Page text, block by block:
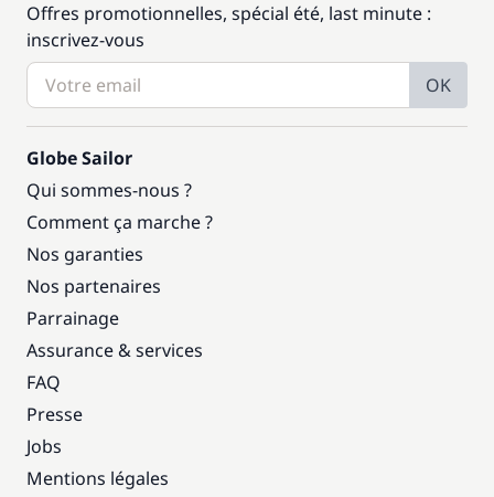
Offres promotionnelles, spécial été, last minute :
inscrivez-vous
OK
Globe Sailor
Qui sommes-nous ?
Comment ça marche ?
Nos garanties
Nos partenaires
Parrainage
Assurance & services
FAQ
Presse
Jobs
Mentions légales